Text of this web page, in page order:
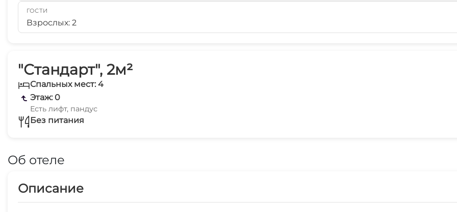
"Стандарт", 2м²
Спальных мест: 4
Этаж: 0
Есть лифт, пандус
Без питания
Об отеле
Описание
ГОСТИ
Взрослых: 2